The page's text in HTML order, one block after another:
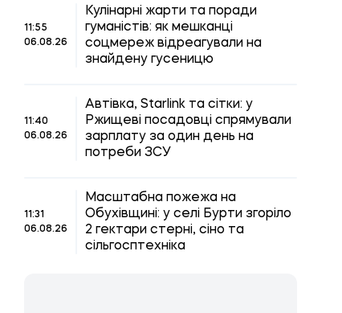
11:55
06.08.26
Кулінарні жарти та поради
гуманістів: як мешканці
соцмереж відреагували на
знайдену гусеницю
11:40
06.08.26
Автівка, Starlink та сітки: у
Ржищеві посадовці спрямували
зарплату за один день на
потреби ЗСУ
11:31
06.08.26
Масштабна пожежа на
Обухівщині: у селі Бурти згоріло
2 гектари стерні, сіно та
сільгосптехніка